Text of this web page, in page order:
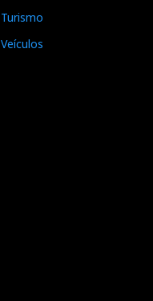
Turismo
Veículos